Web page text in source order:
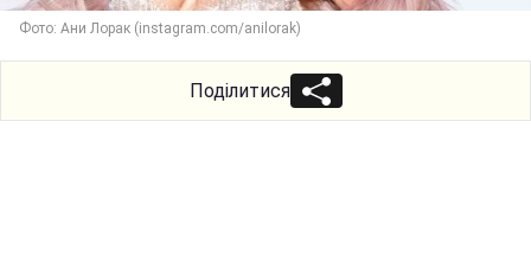
Фото: Ани Лорак (instagram.com/anilorak)
Поділитися